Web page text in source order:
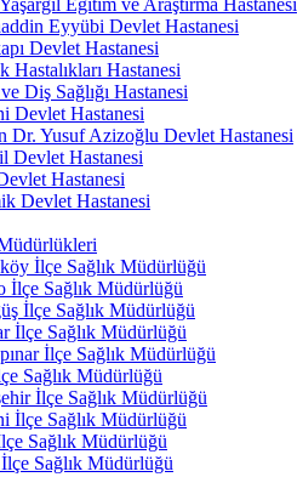
Eyyübi Devlet Hastanesi
Devlet Hastanesi
Hastalıkları Hastanesi
Diş Sağlığı Hastanesi
Devlet Hastanesi
Dr. Yusuf Azizoğlu Devlet Hastanesi
Devlet Hastanesi
Hastanesi
Devlet Hastanesi
İlçe Sağlık Müdürlüğü
İlçe Sağlık Müdürlüğü
İlçe Sağlık Müdürlüğü
İlçe Sağlık Müdürlüğü
İlçe Sağlık Müdürlüğü
Sağlık Müdürlüğü
İlçe Sağlık Müdürlüğü
İlçe Sağlık Müdürlüğü
Sağlık Müdürlüğü
Sağlık Müdürlüğü